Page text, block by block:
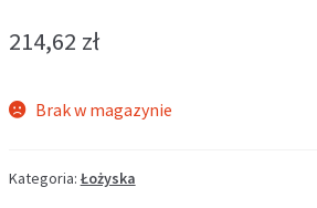
214,62 zł
Brak w magazynie
Kategoria: Łożyska